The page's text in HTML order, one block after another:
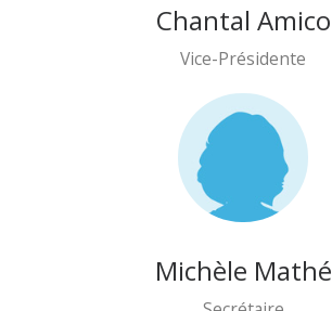
Chantal Amico
Vice-Présidente
Michèle Mathé